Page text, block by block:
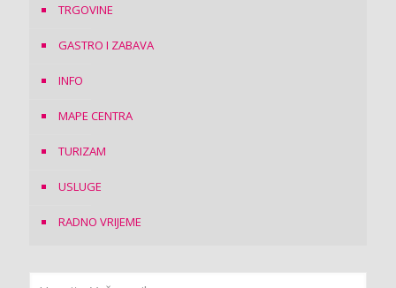
TRGOVINE
GASTRO I ZABAVA
INFO
MAPE CENTRA
TURIZAM
USLUGE
RADNO VRIJEME